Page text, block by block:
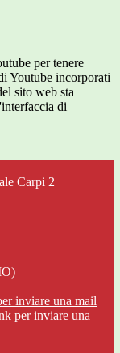
per tenere
Youtube incorporati
sito web sta
di
Carpi 2
inviare una mail
per inviare una